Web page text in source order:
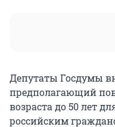
Депутаты Госдумы
предполагающий
возраста до 50 лет
российским